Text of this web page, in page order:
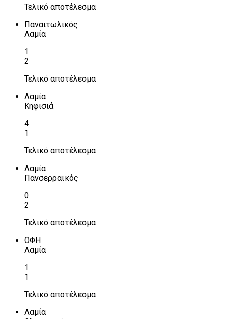
Τελικό αποτέλεσμα
Παναιτωλικός
Λαμία
1
2
Τελικό αποτέλεσμα
Λαμία
Κηφισιά
4
1
Τελικό αποτέλεσμα
Λαμία
Πανσερραϊκός
0
2
Τελικό αποτέλεσμα
ΟΦΗ
Λαμία
1
1
Τελικό αποτέλεσμα
Λαμία